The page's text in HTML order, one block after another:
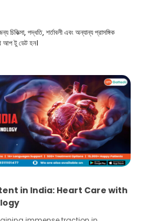
পদ্ধতি, শর্তাবলী এবং অন্যান্য প্রাসঙ্গিক
আপ টু ডেট হন।
for Effective Human Sperm
Processing Methods